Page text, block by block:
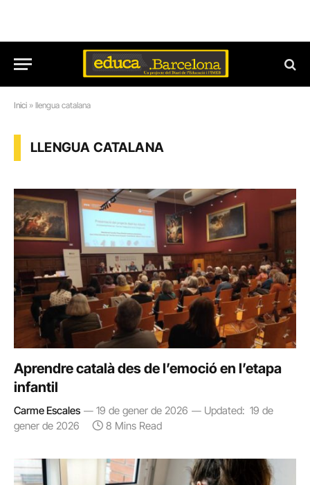
Inici » llengua catalana
LLENGUA CATALANA
Aprendre català des de l’emoció en l’etapa
infantil
Carme Escales 19 de gener de 2026 Updated: 19 de
gener de 2026
8 Mins Read